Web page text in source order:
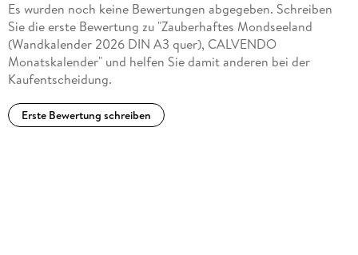
Mondseeland: Eine zauberhafte Landschaft in einer der
schönsten Gegenden Österreichs von Autor(in): Bernd
Zillich
Es wurden noch keine Bewertungen abgegeben. Schreiben
Sie die erste Bewertung zu "Zauberhaftes Mondseeland
(Wandkalender 2026 DIN A3 quer), CALVENDO
Monatskalender" und helfen Sie damit anderen bei der
Kaufentscheidung.
Erste Bewertung schreiben